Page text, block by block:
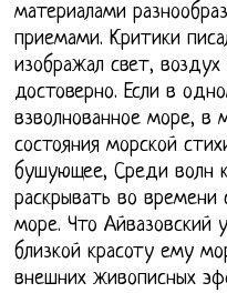
материалами
приемами. Критики
изображал свет,
достоверно. Если в
взволнованное море, в
состояния морской
бушующее, Среди волн
раскрывать во
море. Что Айвазовский
близкой красоту ему
внешних живописных